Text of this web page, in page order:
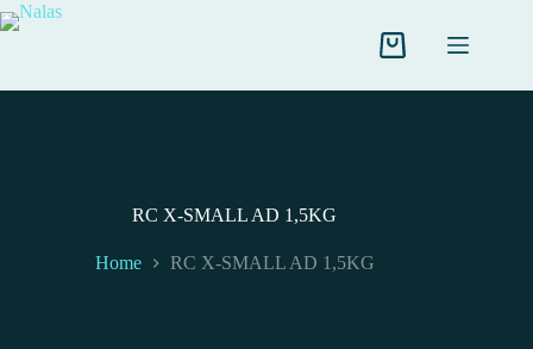
Salta
al
Carrello
RC X-SMALL AD 1,5KG
Home RC X-SMALL AD 1,5KG